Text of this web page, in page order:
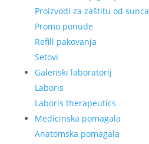
Proizvodi za zaštitu od sunca
Promo ponude
Refill pakovanja
Setovi
Galenski laboratorij
Laboris
Laboris therapeutics
Medicinska pomagala
Anatomska pomagala